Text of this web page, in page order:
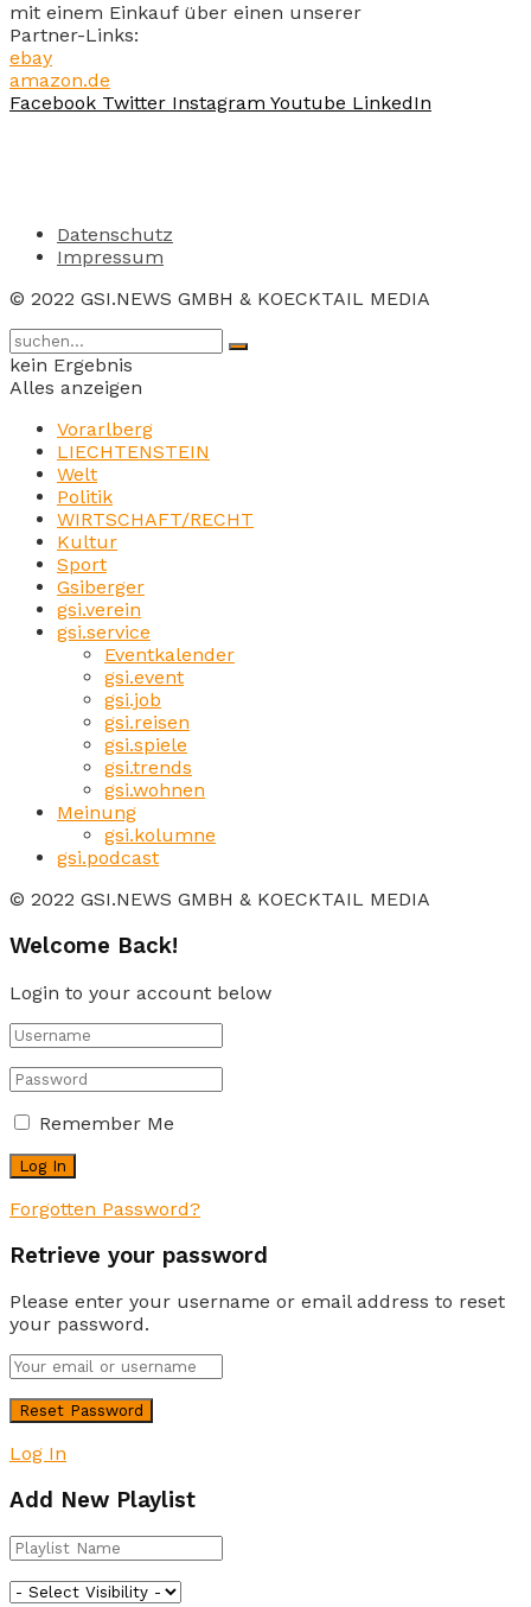
mit einem Einkauf über einen unserer
Partner-Links:
ebay
amazon.de
Facebook Twitter Instagram Youtube LinkedIn
Datenschutz
Impressum
© 2022 GSI.NEWS GMBH & KOECKTAIL MEDIA
kein Ergebnis
Alles anzeigen
Vorarlberg
LIECHTENSTEIN
Welt
Politik
WIRTSCHAFT/RECHT
Kultur
Sport
Gsiberger
gsi.verein
gsi.service
Eventkalender
gsi.event
gsi.job
gsi.reisen
gsi.spiele
gsi.trends
gsi.wohnen
Meinung
gsi.kolumne
gsi.podcast
© 2022 GSI.NEWS GMBH & KOECKTAIL MEDIA
Welcome Back!
Login to your account below
Remember Me
Forgotten Password?
Retrieve your password
Please enter your username or email address to reset
your password.
Log In
Add New Playlist